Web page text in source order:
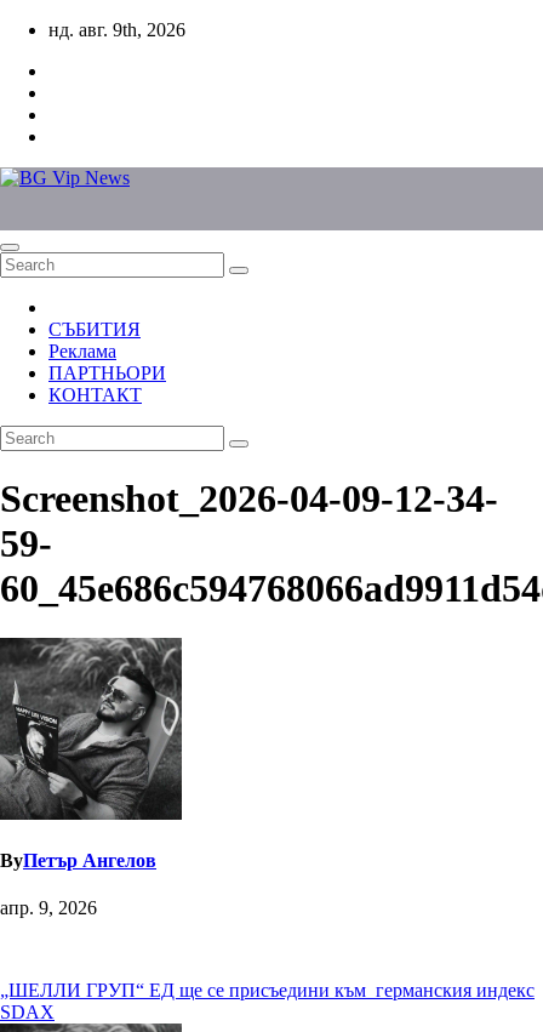
Skip
content
нд. авг. 9th, 2026
СЪБИТИЯ
Реклама
ПАРТНЬОРИ
КОНТАКТ
Screenshot_2026-04-09-12-34-
59-
ByПетър Ангелов
апр. 9, 2026
Навигация
„ШЕЛЛИ ГРУП“ ЕД ще се присъедини към германския индекс
SDAX